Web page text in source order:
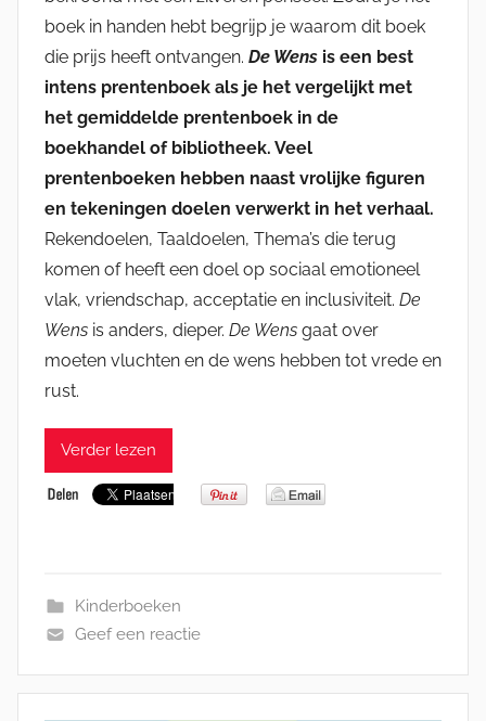
boek in handen hebt begrijp je waarom dit boek
die prijs heeft ontvangen. De Wens is een best
intens prentenboek als je het vergelijkt met
het gemiddelde prentenboek in de
boekhandel of bibliotheek. Veel
prentenboeken hebben naast vrolijke figuren
en tekeningen doelen verwerkt in het verhaal.
Rekendoelen, Taaldoelen, Thema’s die terug
komen of heeft een doel op sociaal emotioneel
vlak, vriendschap, acceptatie en inclusiviteit. De
Wens is anders, dieper. De Wens gaat over
moeten vluchten en de wens hebben tot vrede en
rust.
Verder lezen
Kinderboeken
Geef een reactie